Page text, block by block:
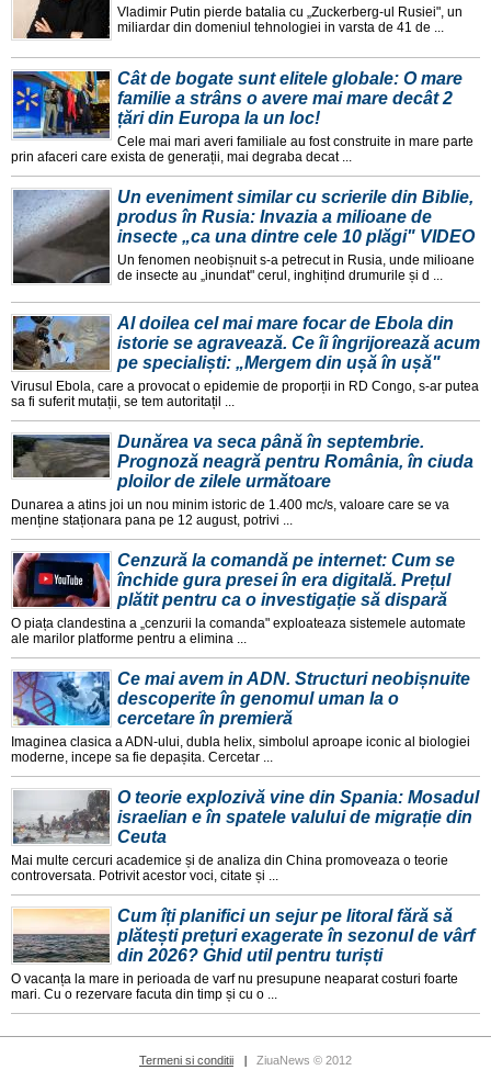
Vladimir Putin pierde batalia cu „Zuckerberg-ul Rusiei", un
miliardar din domeniul tehnologiei in varsta de 41 de ...
Cât de bogate sunt elitele globale: O mare
familie a strâns o avere mai mare decât 2
țări din Europa la un loc!
Cele mai mari averi familiale au fost construite in mare parte
prin afaceri care exista de generații, mai degraba decat ...
Un eveniment similar cu scrierile din Biblie,
produs în Rusia: Invazia a milioane de
insecte „ca una dintre cele 10 plăgi" VIDEO
Un fenomen neobișnuit s-a petrecut in Rusia, unde milioane
de insecte au „inundat" cerul, inghițind drumurile și d ...
Al doilea cel mai mare focar de Ebola din
istorie se agravează. Ce îi îngrijorează acum
pe specialiști: „Mergem din ușă în ușă"
Virusul Ebola, care a provocat o epidemie de proporții in RD Congo, s-ar putea
sa fi suferit mutații, se tem autoritațil ...
Dunărea va seca până în septembrie.
Prognoză neagră pentru România, în ciuda
ploilor de zilele următoare
Dunarea a atins joi un nou minim istoric de 1.400 mc/s, valoare care se va
menține staționara pana pe 12 august, potrivi ...
Cenzură la comandă pe internet: Cum se
închide gura presei în era digitală. Prețul
plătit pentru ca o investigație să dispară
O piața clandestina a „cenzurii la comanda" exploateaza sistemele automate
ale marilor platforme pentru a elimina ...
Ce mai avem in ADN. Structuri neobișnuite
descoperite în genomul uman la o
cercetare în premieră
Imaginea clasica a ADN-ului, dubla helix, simbolul aproape iconic al biologiei
moderne, incepe sa fie depașita. Cercetar ...
O teorie explozivă vine din Spania: Mosadul
israelian e în spatele valului de migrație din
Ceuta
Mai multe cercuri academice și de analiza din China promoveaza o teorie
controversata. Potrivit acestor voci, citate și ...
Cum îți planifici un sejur pe litoral fără să
plătești prețuri exagerate în sezonul de vârf
din 2026? Ghid util pentru turiști
O vacanța la mare in perioada de varf nu presupune neaparat costuri foarte
mari. Cu o rezervare facuta din timp și cu o ...
Termeni si conditii ZiuaNews © 2012